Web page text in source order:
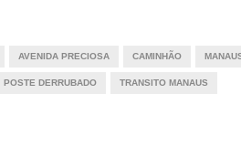
AVENIDA PRECIOSA CAMINHÃO
POSTE DERRUBADO TRANSITO MANAUS